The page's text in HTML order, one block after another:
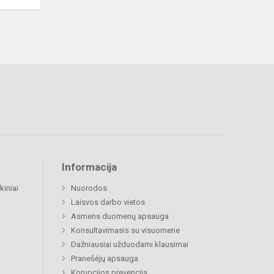
Informacija
Nuorodos
Laisvos darbo vietos
Asmens duomenų apsauga
Konsultavimasis su visuomene
Dažniausiai užduodami klausimai
Pranešėjų apsauga